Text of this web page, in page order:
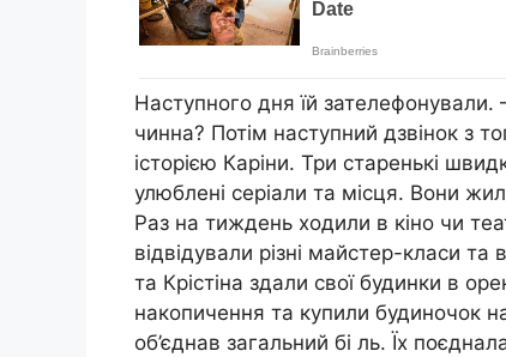
Наступного дня їй
чинна? Потім наступний дзвінок з
історією Каріни. Три старенькі
улюблені серіали та місця. Вони
Раз на тиждень ходили в кіно чи
відвідували різні майстер-класи
та Крістіна здали свої будинки в
накопичення та купили будиночок
об’єднав загальний бі ль. Їх